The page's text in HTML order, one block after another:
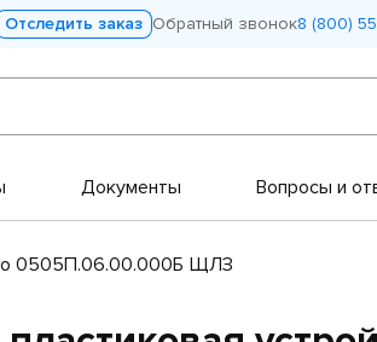
Отследить заказ Обратный звонок8 (800)
Документы Вопросы и
0505П.06.00.000Б ЩЛЗ